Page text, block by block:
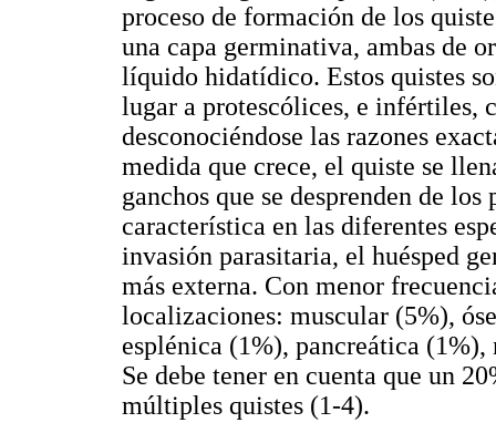
proceso de formación de los
una capa germinativa, ambas de
líquido hidatídico. Estos quistes
lugar a protescólices, e infértiles,
desconociéndose las razones
medida que crece, el quiste se
ganchos que se desprenden de
característica en las diferentes
invasión parasitaria, el huésped
más externa. Con menor
localizaciones: muscular (5%),
esplénica (1%), pancreática
Se debe tener en cuenta que un
múltiples quistes (1-4).